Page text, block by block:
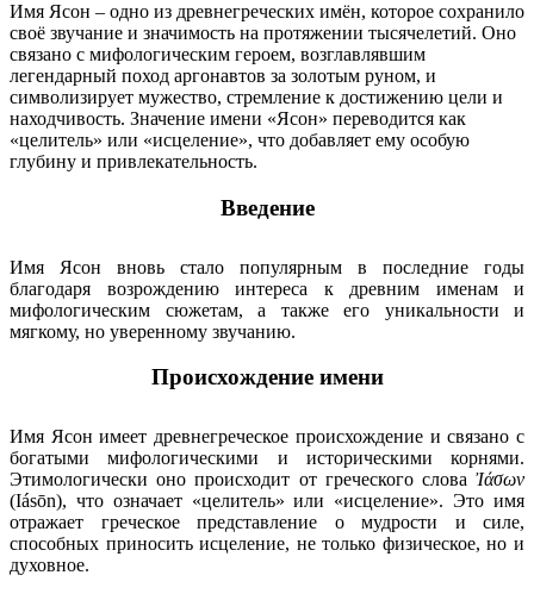
Имя Ясон – одно из древнегреческих имён, которое сохранило
своё звучание и значимость на протяжении тысячелетий. Оно
связано с мифологическим героем, возглавлявшим
легендарный поход аргонавтов за золотым руном, и
символизирует мужество, стремление к достижению цели и
находчивость. Значение имени «Ясон» переводится как
«целитель» или «исцеление», что добавляет ему особую
глубину и привлекательность.
Введение
Имя Ясон вновь стало популярным в последние годы
благодаря возрождению интереса к древним именам и
мифологическим сюжетам, а также его уникальности и
мягкому, но уверенному звучанию.
Происхождение имени
Имя Ясон имеет древнегреческое происхождение и связано с
богатыми мифологическими и историческими корнями.
Этимологически оно происходит от греческого слова Ἰάσων
(Iásōn), что означает «целитель» или «исцеление». Это имя
отражает греческое представление о мудрости и силе,
способных приносить исцеление, не только физическое, но и
духовное.